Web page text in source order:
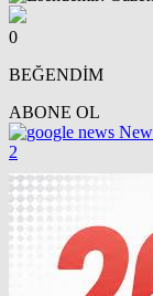
0
BEĞENDİM
ABONE OL
2